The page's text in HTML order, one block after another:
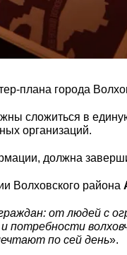
плана города
сложиться в
организаций.
должна
Волховского района
от людей с
по сей день».